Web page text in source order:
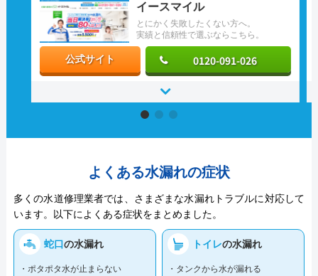
とにかく失敗したくない方へ。
実績と信頼性で選ぶならこちら。
イースマイル
公式サイト 0120-091-026
よくある水漏れの症状
多くの水道修理業者では、さまざまな水漏れトラブルに対応して
います。以下によくある症状をまとめました。
蛇口の水漏れ
・ポタポタ水が止まらない
トイレの水漏れ
・タンクから水が漏れる